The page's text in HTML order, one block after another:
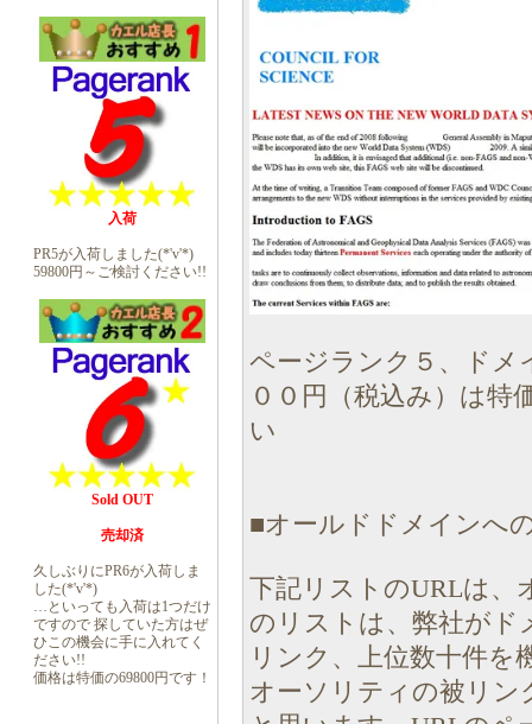
入荷
PR5が入荷しました(*'v'*)
59800円～ご検討ください!!
Sold OUT
売却済
久しぶりにPR6が入荷しま
した(*'v'*)
…といっても入荷は1つだけ
ですので 探していた方はぜ
ひこの機会に手に入れてく
ださい!!
価格は特価の69800円です！
ページランク５、ドメ
００円（税込み）は
い
■オールドドメインへ
下記リストのURLは、
のリストは、弊社がド
リンク、上位数十件
オーソリティの被リン